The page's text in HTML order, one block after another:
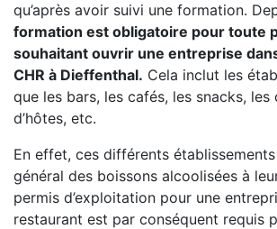
qu’après avoir suivi une formation.
formation est obligatoire pour toute
souhaitant ouvrir une entreprise
CHR à Dieffenthal. Cela inclut les
que les bars, les cafés, les snacks, les
d’hôtes, etc.
En effet, ces différents
général des boissons alcoolisées à
permis d’exploitation pour une
restaurant est par conséquent requis